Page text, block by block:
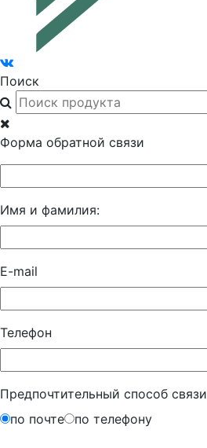
Поиск
Форма обратной связи
Имя и фамилия:
E-mail
Телефон
Предпочтительный способ связи
по почте
по телефону